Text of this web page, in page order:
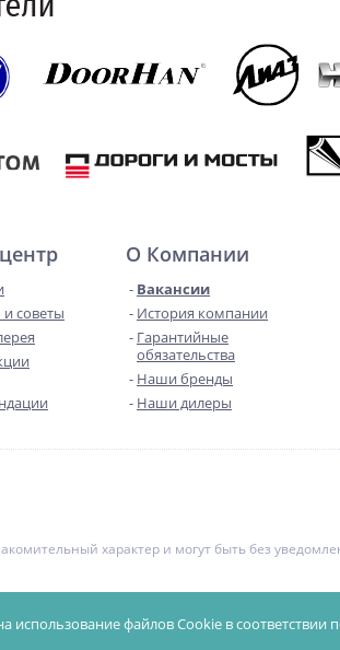
советы
О Компании
Вакансии
История компании
Гарантийные
обязательства
Наши бренды
Наши дилеры
характер и могут быть без
Уточняйте цены у менеджеров. Политика
использование файлов Cookie в соответствии